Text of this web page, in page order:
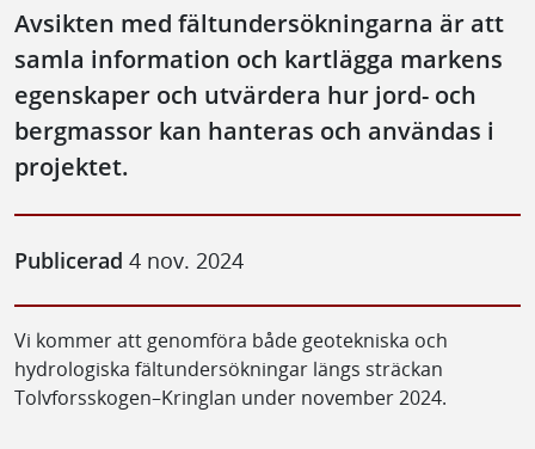
Avsikten med fältundersökningarna är att
samla information och kartlägga markens
egenskaper och utvärdera hur jord- och
bergmassor kan hanteras och användas i
projektet.
Publicerad 4 nov. 2024
Vi kommer att genomföra både geotekniska och
hydrologiska fältundersökningar längs sträckan
Tolvforsskogen–Kringlan under november 2024.